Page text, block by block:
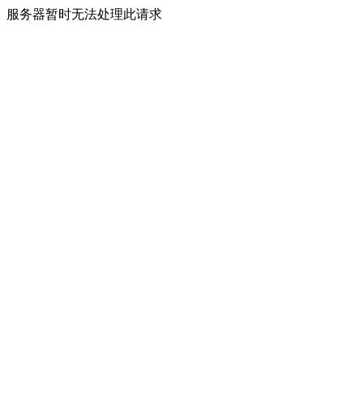
服务器暂时无法处理此请求